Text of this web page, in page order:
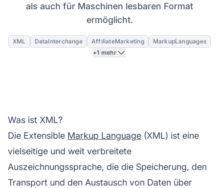
als auch für Maschinen lesbaren Format
ermöglicht.
XML DataInterchange AffiliateMarketing
MarkupLanguages
+1 mehr
Was ist XML?
Die Extensible Markup Language (XML) ist eine
vielseitige und weit verbreitete
Auszeichnungssprache, die die Speicherung, den
Transport und den Austausch von Daten über